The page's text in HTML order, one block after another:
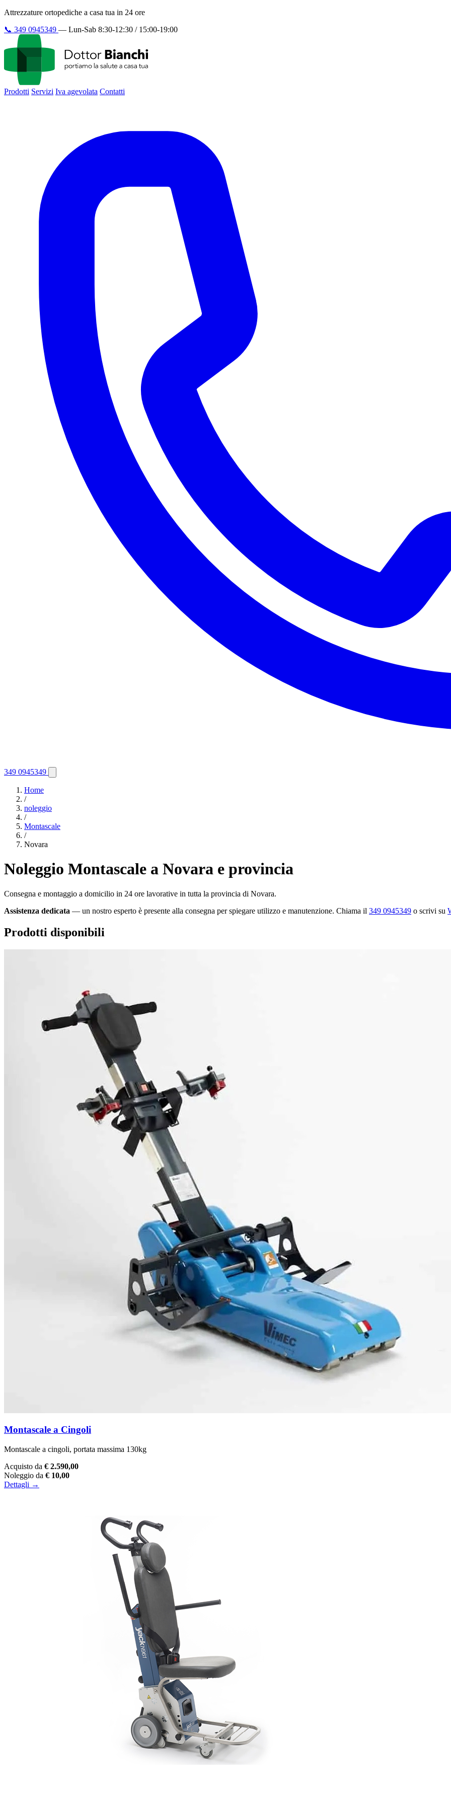
Attrezzature ortopediche a casa tua in 24 ore
📞 349 0945349 — Lun-Sab 8:30-12:30 / 15:00-19:00
Prodotti Servizi Iva agevolata Contatti
349 0945349
Home
/
noleggio
/
Montascale
/
Novara
Noleggio Montascale a Novara e provincia
Consegna e montaggio a domicilio in 24 ore lavorative in tutta la provincia di Novara.
Assistenza dedicata — un nostro esperto è presente alla consegna per spiegare utilizzo e manutenzione. Chiama il 349 0945349 o scrivi su
Prodotti disponibili
Montascale a Cingoli
Montascale a cingoli, portata massima 130kg
Acquisto da € 2.590,00
Noleggio da € 10,00
Dettagli →